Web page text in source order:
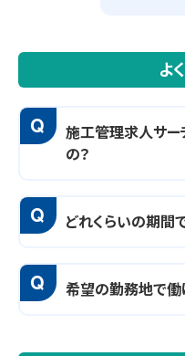
よ
Q
施工管理求人サー
の？
Q どれくらいの期間
Q 希望の勤務地で働